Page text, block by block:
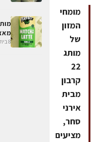
מומחי
המזון
של
מותג
22
קרבון
מבית
אירני
סחר,
מציעים
8 ביולי 2026